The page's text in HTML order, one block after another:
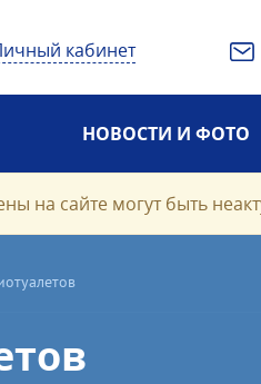
кабинет
НОВОСТИ И ФОТО
на сайте могут быть